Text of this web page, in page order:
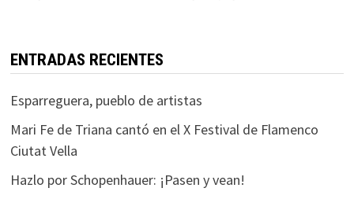
ENTRADAS RECIENTES
Esparreguera, pueblo de artistas
Mari Fe de Triana cantó en el X Festival de Flamenco
Ciutat Vella
Hazlo por Schopenhauer: ¡Pasen y vean!